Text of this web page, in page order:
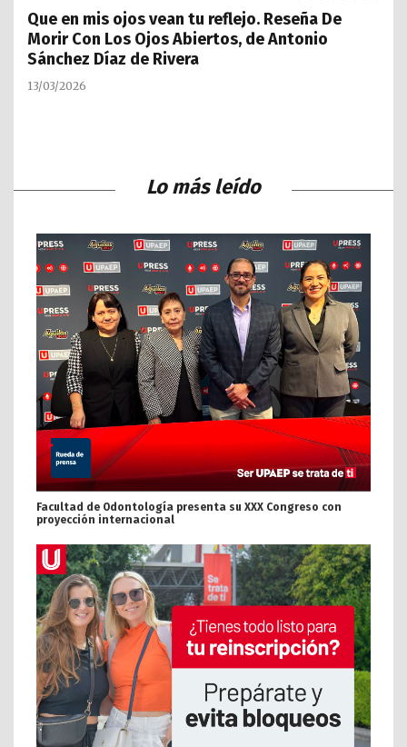
Que en mis ojos vean tu reflejo. Reseña De
Morir Con Los Ojos Abiertos, de Antonio
Sánchez Díaz de Rivera
13/03/2026
Lo más leído
Facultad de Odontología presenta su XXX Congreso con
proyección internacional